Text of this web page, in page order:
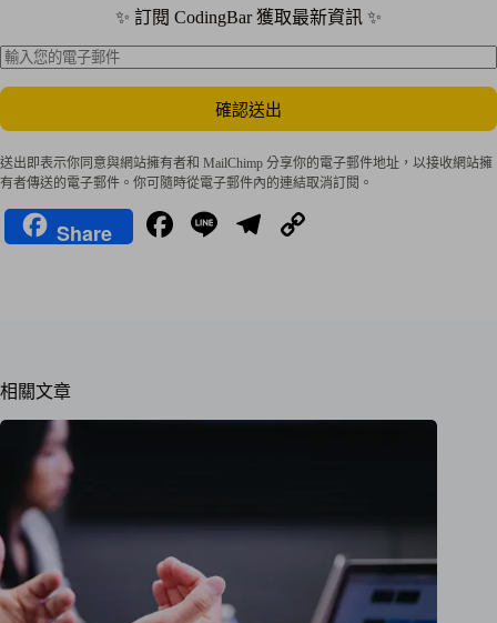
✨ 訂閱 CodingBar 獲取最新資訊 ✨
確認送出
送出即表示你同意與網站擁有者和 MailChimp 分享你的電子郵件地址，以接收網站擁
有者傳送的電子郵件。你可隨時從電子郵件內的連結取消訂閱。
Share
Fa Li
Te
相關文章